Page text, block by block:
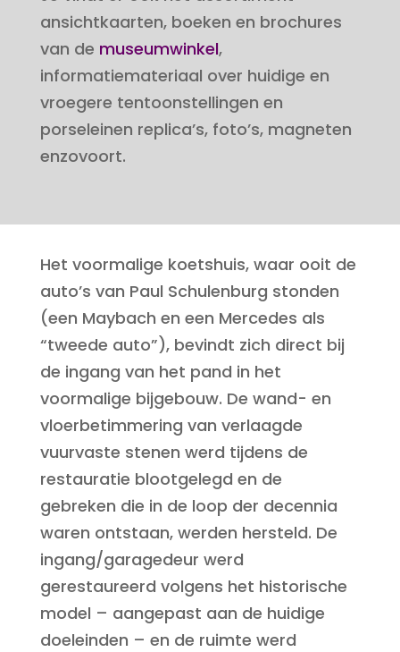
ansichtkaarten, boeken en brochures
van de museumwinkel,
informatiemateriaal over huidige en
vroegere tentoonstellingen en
porseleinen replica’s, foto’s, magneten
enzovoort.
Het voormalige koetshuis, waar ooit de
auto’s van Paul Schulenburg stonden
(een Maybach en een Mercedes als
“tweede auto”), bevindt zich direct bij
de ingang van het pand in het
voormalige bijgebouw. De wand- en
vloerbetimmering van verlaagde
vuurvaste stenen werd tijdens de
restauratie blootgelegd en de
gebreken die in de loop der decennia
waren ontstaan, werden hersteld. De
ingang/garagedeur werd
gerestaureerd volgens het historische
model – aangepast aan de huidige
doeleinden – en de ruimte werd